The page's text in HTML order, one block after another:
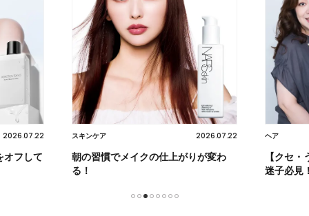
2026.07.22
オフして
スキンケア 2026.07.22
朝の習慣でメイクの仕上がりが変わ
る！
ヘア
【クセ
迷子必見